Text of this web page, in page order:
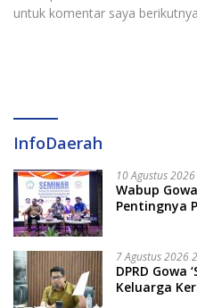
untuk komentar saya
InfoDaerah
10 Agustus
Wabup
Pentingnya
7 Agustus 2026
DPRD Gowa
Keluarga